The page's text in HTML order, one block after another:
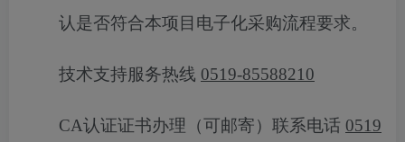
认是否符合本项目电子化采购流程要求。
技术支持服务热线 0519-85588210
CA认证证书办理（可邮寄）联系电话 0519